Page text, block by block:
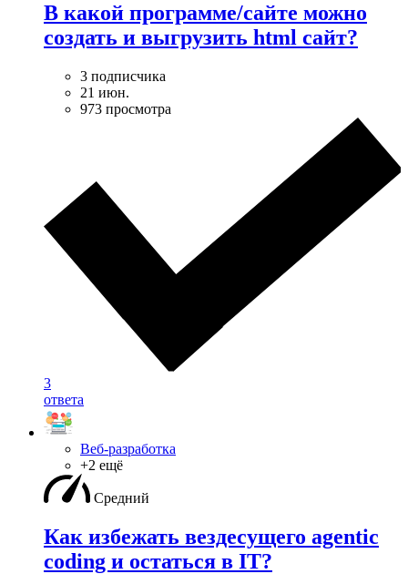
В какой программе/сайте можно
создать и выгрузить html сайт?
3 подписчика
21 июн.
973 просмотра
3
ответа
Веб-разработка
+2 ещё
Средний
Как избежать вездесущего agentic
coding и остаться в IT?